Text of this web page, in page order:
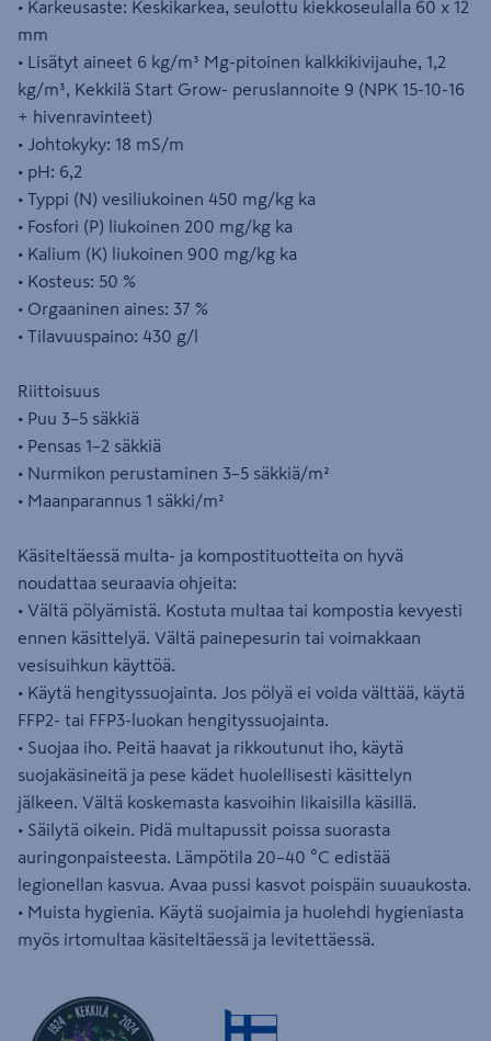
• Karkeusaste: Keskikarkea, seulottu kiekkoseulalla 60 x 12
mm
• Lisätyt aineet 6 kg/m³ Mg-pitoinen kalkkikivijauhe, 1,2
kg/m³, Kekkilä Start Grow- peruslannoite 9 (NPK 15-10-16
+ hivenravinteet)
• Johtokyky: 18 mS/m
• pH: 6,2
• Typpi (N) vesiliukoinen 450 mg/kg ka
• Fosfori (P) liukoinen 200 mg/kg ka
• Kalium (K) liukoinen 900 mg/kg ka
• Kosteus: 50 %
• Orgaaninen aines: 37 %
• Tilavuuspaino: 430 g/l
Riittoisuus
• Puu 3–5 säkkiä
• Pensas 1–2 säkkiä
• Nurmikon perustaminen 3–5 säkkiä/m²
• Maanparannus 1 säkki/m²
Käsiteltäessä multa- ja kompostituotteita on hyvä
noudattaa seuraavia ohjeita:
• Vältä pölyämistä. Kostuta multaa tai kompostia kevyesti
ennen käsittelyä. Vältä painepesurin tai voimakkaan
vesisuihkun käyttöä.
• Käytä hengityssuojainta. Jos pölyä ei voida välttää, käytä
FFP2- tai FFP3-luokan hengityssuojainta.
• Suojaa iho. Peitä haavat ja rikkoutunut iho, käytä
suojakäsineitä ja pese kädet huolellisesti käsittelyn
jälkeen. Vältä koskemasta kasvoihin likaisilla käsillä.
• Säilytä oikein. Pidä multapussit poissa suorasta
auringonpaisteesta. Lämpötila 20–40 °C edistää
legionellan kasvua. Avaa pussi kasvot poispäin suuaukosta.
• Muista hygienia. Käytä suojaimia ja huolehdi hygieniasta
myös irtomultaa käsiteltäessä ja levitettäessä.